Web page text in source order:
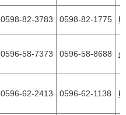
0598-82-3783 0598-82-1775
0596-58-7373 0596-58-8688
0596-62-2413 0596-62-1138